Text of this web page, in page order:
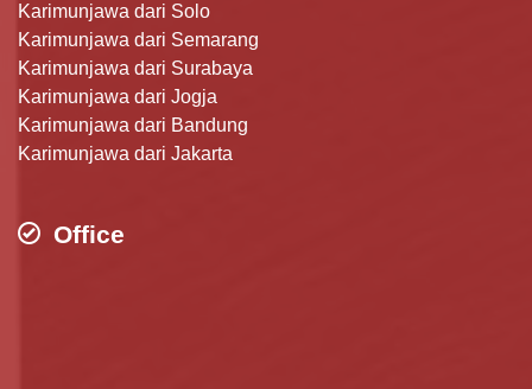
Karimunjawa dari Solo
Karimunjawa dari Semarang
Karimunjawa dari Surabaya
Karimunjawa dari Jogja
Karimunjawa dari Bandung
Karimunjawa dari Jakarta
Office